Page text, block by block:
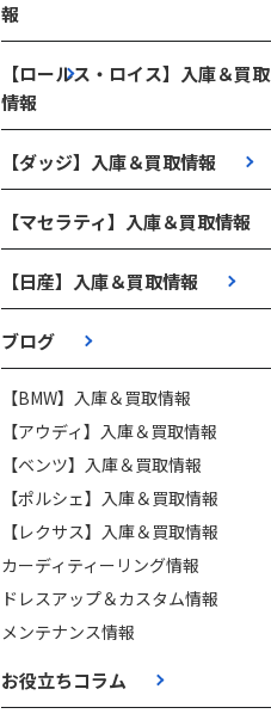
報
【ロールス・ロイス】入庫＆買取
情報
【ダッジ】入庫＆買取情報
【マセラティ】入庫＆買取情報
【日産】入庫＆買取情報
ブログ
【BMW】入庫＆買取情報
【アウディ】入庫＆買取情報
【ベンツ】入庫＆買取情報
【ポルシェ】入庫＆買取情報
【レクサス】入庫＆買取情報
カーディティーリング情報
ドレスアップ＆カスタム情報
メンテナンス情報
お役立ちコラム